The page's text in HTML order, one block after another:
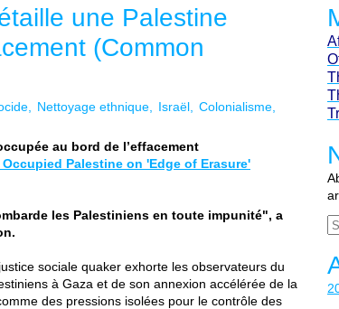
une Palestine
(Common
Nettoyage ethnique Israël
Colonialisme
au bord de l’effacement
Palestine on 'Edge of Erasure'
les Palestiniens en toute impunité", a
sociale quaker exhorte les observateurs du
à Gaza et de son annexion accélérée de la
des pressions isolées pour le contrôle des